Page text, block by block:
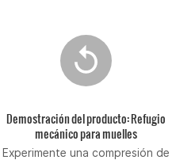
Demostración del producto: Refugio
mecánico para muelles
Experimente una compresión de